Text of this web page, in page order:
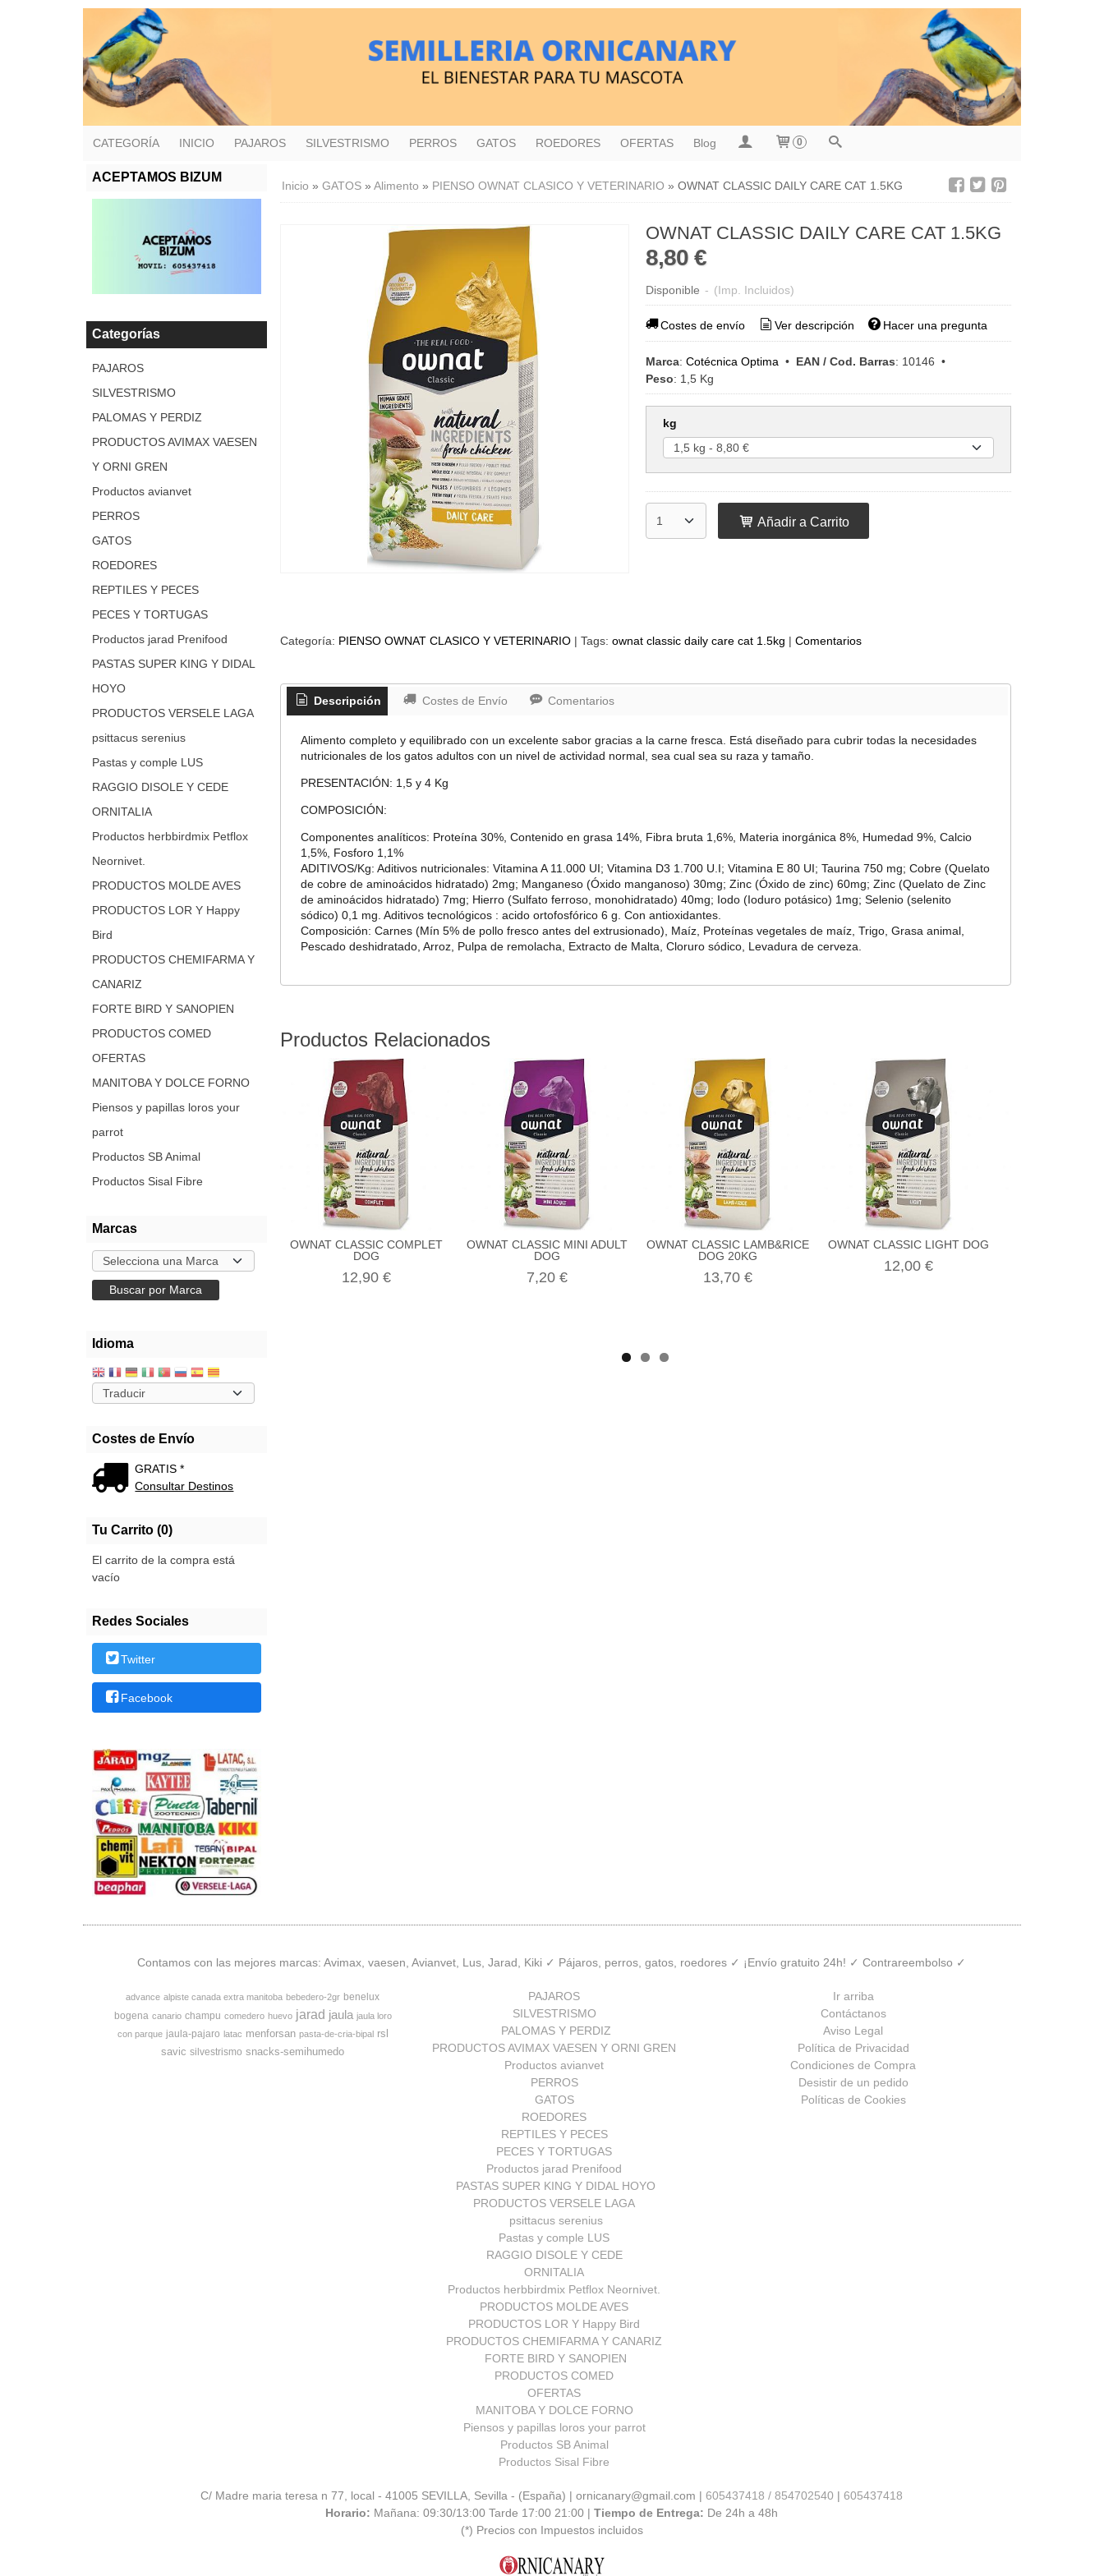
CATEGORÍA INICIO PAJAROS SILVESTRISMO PERROS GATOS ROEDORES OFERTAS Blog 0
ACEPTAMOS BIZUM
Categorías
PAJAROS
SILVESTRISMO
PALOMAS Y PERDIZ
PRODUCTOS AVIMAX VAESEN
Y ORNI GREN
Productos avianvet
PERROS
GATOS
ROEDORES
REPTILES Y PECES
PECES Y TORTUGAS
Productos jarad Prenifood
PASTAS SUPER KING Y DIDAL
HOYO
PRODUCTOS VERSELE LAGA
psittacus serenius
Pastas y comple LUS
RAGGIO DISOLE Y CEDE
ORNITALIA
Productos herbbirdmix Petflox
Neornivet.
PRODUCTOS MOLDE AVES
PRODUCTOS LOR Y Happy
Bird
PRODUCTOS CHEMIFARMA Y
CANARIZ
FORTE BIRD Y SANOPIEN
PRODUCTOS COMED
OFERTAS
MANITOBA Y DOLCE FORNO
Piensos y papillas loros your
parrot
Productos SB Animal
Productos Sisal Fibre
Marcas
Idioma
Costes de Envío
GRATIS *
Consultar Destinos
Tu Carrito (0)
El carrito de la compra está
vacío
Redes Sociales
Twitter
Facebook
Inicio » GATOS» Alimento » PIENSO OWNAT CLASICO Y VETERINARIO » OWNAT CLASSIC DAILY CARE CAT 1.5KG
OWNAT CLASSIC DAILY CARE CAT 1.5KG
8,80 €
Disponible - (Imp. Incluidos)
Costes de envío Ver descripción Hacer una pregunta
Marca: Cotécnica Optima • EAN / Cod. Barras: 10146 •
Peso: 1,5 Kg
kg
Añadir a Carrito
Categoría: PIENSO OWNAT CLASICO Y VETERINARIO| Tags: ownat classic daily care cat 1.5kg | Comentarios
Descripción Costes de Envío Comentarios
Alimento completo y equilibrado con un excelente sabor gracias a la carne fresca. Está diseñado para cubrir todas la necesidades
nutricionales de los gatos adultos con un nivel de actividad normal, sea cual sea su raza y tamaño.
PRESENTACIÓN: 1,5 y 4 Kg
COMPOSICIÓN:
Componentes analíticos: Proteína 30%, Contenido en grasa 14%, Fibra bruta 1,6%, Materia inorgánica 8%, Humedad 9%, Calcio
1,5%, Fosforo 1,1%
ADITIVOS/Kg: Aditivos nutricionales: Vitamina A 11.000 UI; Vitamina D3 1.700 U.I; Vitamina E 80 UI; Taurina 750 mg; Cobre (Quelato
de cobre de aminoácidos hidratado) 2mg; Manganeso (Óxido manganoso) 30mg; Zinc (Óxido de zinc) 60mg; Zinc (Quelato de Zinc
de aminoácidos hidratado) 7mg; Hierro (Sulfato ferroso, monohidratado) 40mg; Iodo (Ioduro potásico) 1mg; Selenio (selenito
sódico) 0,1 mg. Aditivos tecnológicos : acido ortofosfórico 6 g. Con antioxidantes.
Composición: Carnes (Mín 5% de pollo fresco antes del extrusionado), Maíz, Proteínas vegetales de maíz, Trigo, Grasa animal,
Pescado deshidratado, Arroz, Pulpa de remolacha, Extracto de Malta, Cloruro sódico, Levadura de cerveza.
Productos Relacionados
OWNAT CLASSIC COMPLET
DOG
12,90 €
OWNAT CLASSIC MINI ADULT
DOG
7,20 €
OWNAT CLASSIC LAMB&RICE
DOG 20KG
13,70 €
OWNAT CLASSIC LIGHT DOG
12,00 €
Contamos con las mejores marcas: Avimax, vaesen, Avianvet, Lus, Jarad, Kiki ✓ Pájaros, perros, gatos, roedores ✓ ¡Envío gratuito 24h! ✓ Contrareembolso ✓
advance alpiste canada extra manitoba bebedero-2gr benelux
bogena canario champu comedero huevo jarad jaula jaula loro
con parque jaula-pajaro latac menforsan pasta-de-cria-bipal rsl
savic silvestrismo snacks-semihumedo
PAJAROS
SILVESTRISMO
PALOMAS Y PERDIZ
PRODUCTOS AVIMAX VAESEN Y ORNI GREN
Productos avianvet
PERROS
GATOS
ROEDORES
REPTILES Y PECES
PECES Y TORTUGAS
Productos jarad Prenifood
PASTAS SUPER KING Y DIDAL HOYO
PRODUCTOS VERSELE LAGA
psittacus serenius
Pastas y comple LUS
RAGGIO DISOLE Y CEDE
ORNITALIA
Productos herbbirdmix Petflox Neornivet.
PRODUCTOS MOLDE AVES
PRODUCTOS LOR Y Happy Bird
PRODUCTOS CHEMIFARMA Y CANARIZ
FORTE BIRD Y SANOPIEN
PRODUCTOS COMED
OFERTAS
MANITOBA Y DOLCE FORNO
Piensos y papillas loros your parrot
Productos SB Animal
Productos Sisal Fibre
Ir arriba
Contáctanos
Aviso Legal
Política de Privacidad
Condiciones de Compra
Desistir de un pedido
Políticas de Cookies
C/ Madre maria teresa n 77, local - 41005 SEVILLA, Sevilla - (España) | ornicanary@gmail.com |605437418 / 854702540 |605437418
Horario: Mañana: 09:30/13:00 Tarde 17:00 21:00 |Tiempo de Entrega: De 24h a 48h
(*) Precios con Impuestos incluidos